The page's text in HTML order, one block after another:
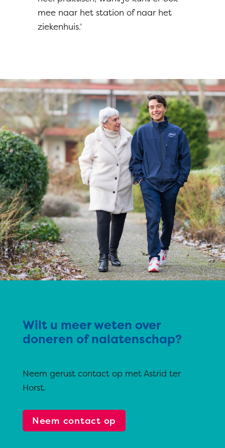
mee naar het station of naar het
ziekenhuis.’
Wilt u meer weten over
doneren of nalatenschap?
Neem gerust contact op met Astrid ter
Horst.
Neem contact op